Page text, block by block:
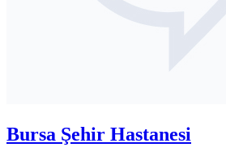
Bursa Şehir Hastanesi